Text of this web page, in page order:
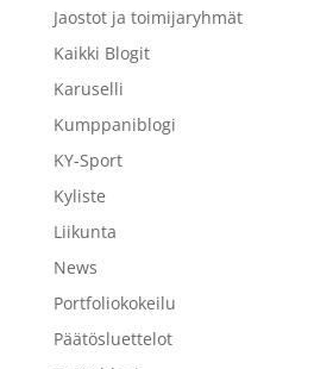
Jaostot ja toimijaryhmät
Kaikki Blogit
Karuselli
Kumppaniblogi
KY-Sport
Kyliste
Liikunta
News
Portfoliokokeilu
Päätösluettelot